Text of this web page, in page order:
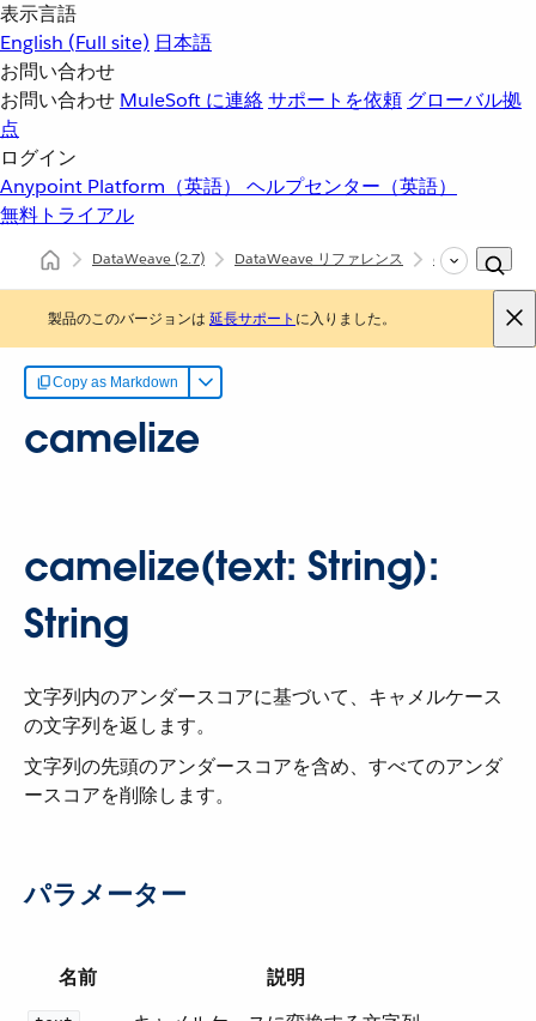
表示言語
English (Full site) 日本語
お問い合わせ
お問い合わせ MuleSoft に連絡サポートを依頼 グローバル拠
点
ログイン
Anypoint Platform（英語） ヘルプセンター（英語）
無料トライアル
DataWeave(2.7) DataWeave リファレンス
製品のこのバージョンは 延長サポート に入りました。
Copy as Markdown
camelize
camelize(text: String):
String
文字列内のアンダースコアに基づいて、キャメルケース
の文字列を返します。
文字列の先頭のアンダースコアを含め、すべてのアンダ
ースコアを削除します。
パラメーター
名前 説明